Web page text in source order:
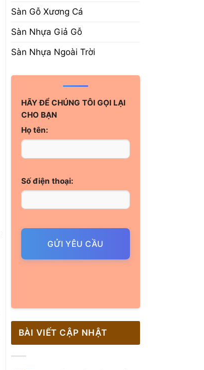
Sàn Gỗ Xương Cá
Sàn Nhựa Giả Gỗ
Sàn Nhựa Ngoài Trời
HÃY ĐỂ CHÚNG TÔI GỌI LẠI
CHO BẠN
Họ tên:
Số điện thoại:
GỬI YÊU CẦU
BÀI VIẾT CẬP NHẬT